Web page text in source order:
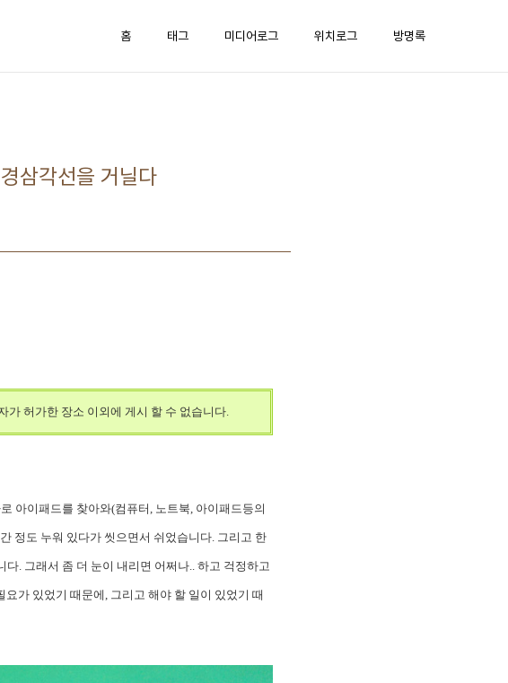
홈 태그 미디어로그 위치로그 방명록
삼각선을 거닐다
가 허가한 장소 이외에 게시 할 수 없습니다.
아이패드를 찾아와(컴퓨터, 노트북, 아이패드등의
정도 누워 있다가 씻으면서 쉬었습니다. 그리고 한
. 그래서 좀 더 눈이 내리면 어쩌나.. 하고 걱정하고
가 있었기 때문에, 그리고 해야 할 일이 있었기 때